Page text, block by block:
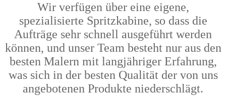
Wir verfügen über eine eigene,
spezialisierte Spritzkabine, so dass die
Aufträge sehr schnell ausgeführt werden
können, und unser Team besteht nur aus den
besten Malern mit langjähriger Erfahrung,
was sich in der besten Qualität der von uns
angebotenen Produkte niederschlägt.